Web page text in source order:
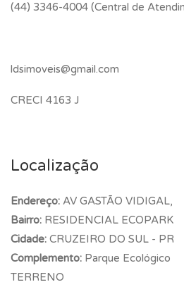
(44) 3346-4004 (Central de
ldsimoveis@gmail.com
CRECI 4163 J
Localização
Endereço: AV GASTÃO VIDIGAL,
Bairro: RESIDENCIAL ECOPARK
Cidade: CRUZEIRO DO SUL - PR
Complemento: Parque Ecológico
TERRENO